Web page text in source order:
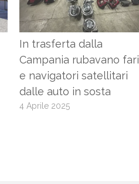
In trasferta dalla
Campania rubavano fari
e navigatori satellitari
dalle auto in sosta
4 Aprile 2025